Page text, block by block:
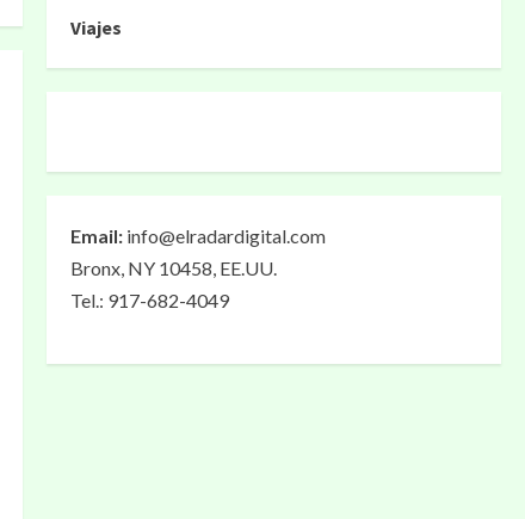
Viajes
Email: info@elradardigital.com
Bronx, NY 10458, EE.UU.
Tel.: 917-682-4049